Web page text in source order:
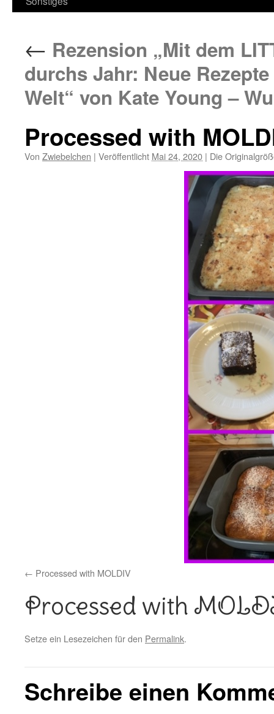
← Rezension „Mit dem
durchs Jahr: Neue
Welt“ von Kate Young –
Processed with
Von Zwiebelchen | Veröffentlicht Mai 24, 2020 | Die
Processed with MOLDIV
Processed with
Setze ein Lesezeichen für den Permalink.
Schreibe einen